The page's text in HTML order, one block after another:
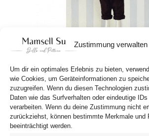
Zustimmung verwalten
Um dir ein optimales Erlebnis zu bieten,
wie Cookies, um Geräteinformationen zu
zuzugreifen. Wenn du diesen Technologien
Daten wie das Surfverhalten oder eindeutige
verarbeiten. Wenn du deine Zustimmung nicht
zurückziehst, können bestimmte Merkmale und
beeinträchtigt werden.
Aus Schnittmustern werden